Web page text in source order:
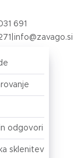
691
info@zavago.si
odgovori
sklenitev